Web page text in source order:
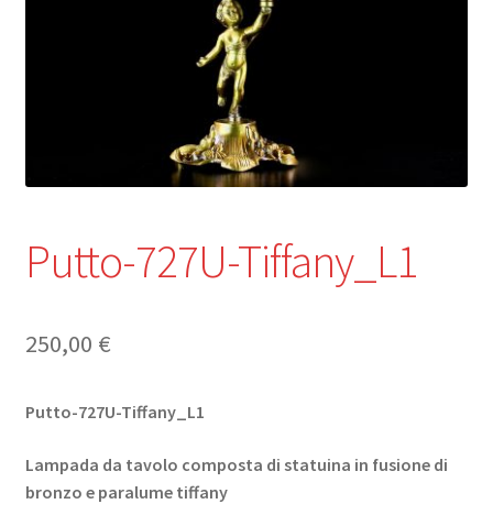
Putto-727U-Tiffany_L1
250,00 €
Putto-727U-Tiffany_L1
Lampada da tavolo composta di statuina in fusione di
bronzo e paralume tiffany